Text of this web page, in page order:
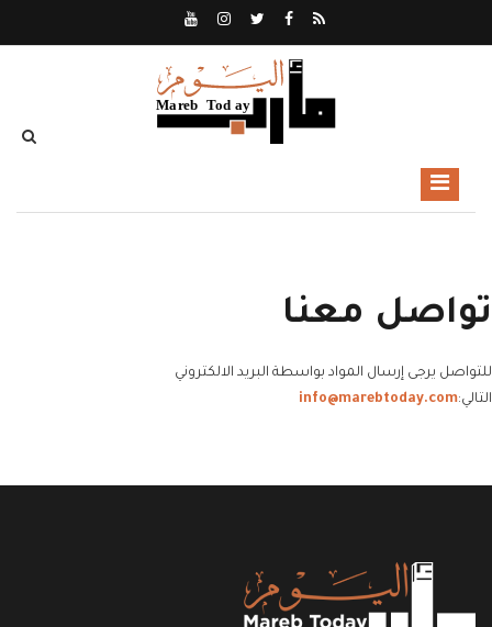
تواصل معنا
للتواصل يرجى إرسال المواد بواسطة البريد الالكتروني
التالي:info@marebtoday.com